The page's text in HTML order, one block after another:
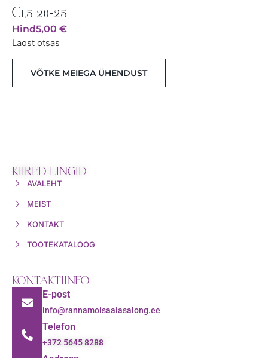
C1,5 20-25
Hind5,00 €
Laost otsas
VÕTKE MEIEGA ÜHENDUST
KIIRED LINGID
AVALEHT
MEIST
KONTAKT
TOOTEKATALOOG
KONTAKTIINFO
E-post
info@rannamoisaaiasalong.ee
Telefon
+372 5645 8288